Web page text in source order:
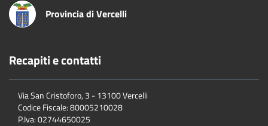
Provincia di Vercelli
Recapiti e contatti
Via San Cristoforo, 3 - 13100 Vercelli
Codice Fiscale:80005210028
P.Iva:02744650025